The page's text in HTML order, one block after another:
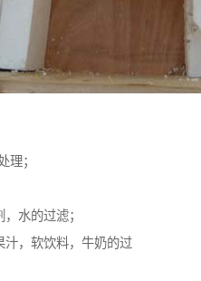
理；
水的过滤；
汁，软饮料，牛奶的过